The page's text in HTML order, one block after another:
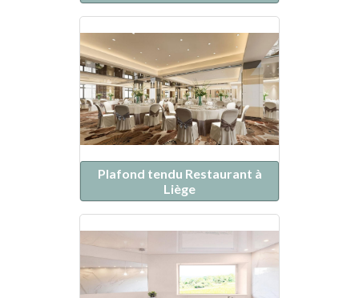
Plafond tendu Restaurant à
Liège